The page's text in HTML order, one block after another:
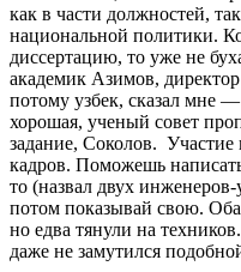
как в части должностей,
национальной политики.
диссертацию, то уже не
академик Азимов,
потому узбек, сказал мне
хорошая, ученый совет
задание, Соколов.
кадров. Поможешь
то (назвал двух
потом показывай свою.
но едва тянули на
даже не замутился